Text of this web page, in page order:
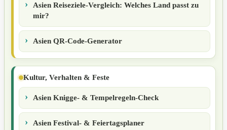
Asien Reiseziele-Vergleich: Welches Land passt zu
mir?
Asien QR-Code-Generator
Kultur, Verhalten & Feste
Asien Knigge- & Tempelregeln-Check
Asien Festival- & Feiertagsplaner